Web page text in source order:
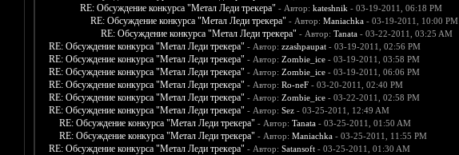
RE: Обсуждение конкурса "Метал Леди трекера" - Автор: kateshnik - 03-19-2011, 06:18 PM
RE: Обсуждение конкурса "Метал Леди трекера" - Автор: Maniachka- 03-19-2011, 10:00 PM
RE: Обсуждение конкурса "Метал Леди трекера" - Автор: Tanata- 03-22-2011, 03:25 AM
RE: Обсуждение конкурса "Метал Леди трекера" - Автор: zzashpaupat- 03-19-2011, 02:56 PM
RE: Обсуждение конкурса "Метал Леди трекера" - Автор: Zombie_ice- 03-19-2011, 03:58 PM
RE: Обсуждение конкурса "Метал Леди трекера" - Автор: Zombie_ice- 03-19-2011, 06:06 PM
RE: Обсуждение конкурса "Метал Леди трекера" - Автор: Ro-neF- 03-20-2011, 02:40 PM
RE: Обсуждение конкурса "Метал Леди трекера" - Автор: Zombie_ice- 03-22-2011, 02:58 PM
RE: Обсуждение конкурса "Метал Леди трекера" - Автор: Sez- 03-25-2011, 12:49 AM
RE: Обсуждение конкурса "Метал Леди трекера" - Автор: Tanata- 03-25-2011, 01:50 AM
RE: Обсуждение конкурса "Метал Леди трекера" - Автор: Maniachka- 03-25-2011, 11:55 PM
RE: Обсуждение конкурса "Метал Леди трекера" - Автор: Satansoft- 03-25-2011, 01:30 AM